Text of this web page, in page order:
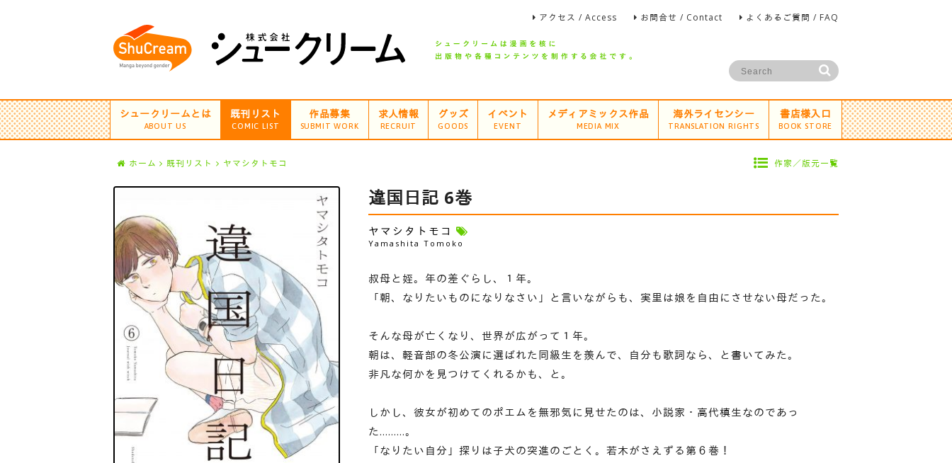
アクセス / Access お問合せ / Contact よくあるご質問 / FAQ
シュークリームとは
ABOUT US
既刊リスト
COMIC LIST
作品募集
SUBMIT WORK
求人情報
RECRUIT
グッズ
GOODS
イベント
EVENT
メディアミックス作品
MEDIA MIX
海外ライセンシー
TRANSLATION RIGHTS
書店様入口
BOOK STORE
ホーム 既刊リスト ヤマシタトモコ 作家／版元一覧
違国日記 6巻
ヤマシタトモコ
Yamashita Tomoko
叔母と姪。年の差ぐらし、１年。
「朝、なりたいものになりなさい」と言いながらも、実里は娘を自由にさせない母だった。
そんな母が亡くなり、世界が広がって１年。
朝は、軽音部の冬公演に選ばれた同級生を羨んで、自分も歌詞なら、と書いてみた。
非凡な何かを見つけてくれるかも、と。
しかし、彼女が初めてのポエムを無邪気に見せたのは、小説家・高代槙生なのであっ
た………。
「なりたい自分」探りは子犬の突進のごとく。若木がさえずる第６巻！